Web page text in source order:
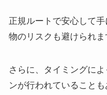
正規ルートで安心して
物のリスクも避けられま
さらに、タイミングに
ンが行われていること